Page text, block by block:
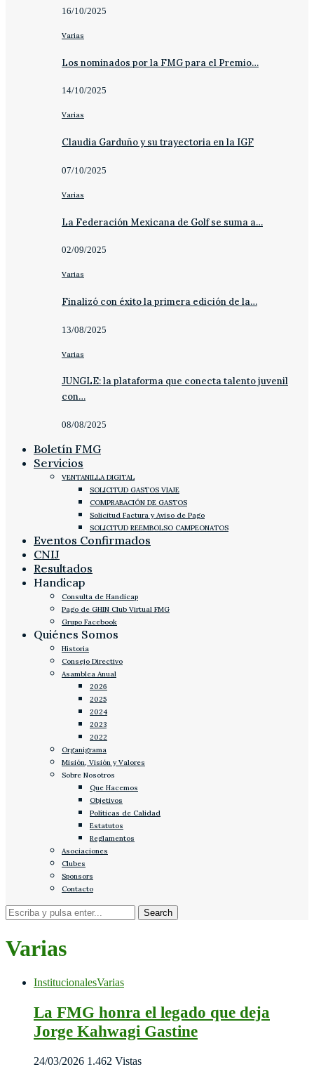
16/10/2025
Varias
Los nominados por la FMG para el Premio…
14/10/2025
Varias
Claudia Garduño y su trayectoria en la IGF
07/10/2025
Varias
La Federación Mexicana de Golf se suma a…
02/09/2025
Varias
Finalizó con éxito la primera edición de la…
13/08/2025
Varias
JUNGLE: la plataforma que conecta talento juvenil
con…
08/08/2025
Boletín FMG
Servicios
VENTANILLA DIGITAL
SOLICITUD GASTOS VIAJE
COMPRABACIÓN DE GASTOS
Solicitud Factura y Aviso de Pago
SOLICITUD REEMBOLSO CAMPEONATOS
Eventos Confirmados
CNIJ
Resultados
Handicap
Consulta de Handicap
Pago de GHIN Club Virtual FMG
Grupo Facebook
Quiénes Somos
Historia
Consejo Directivo
Asamblea Anual
2026
2025
2024
2023
2022
Organigrama
Misión, Visión y Valores
Sobre Nosotros
Que Hacemos
Objetivos
Políticas de Calidad
Estatutos
Reglamentos
Asociaciones
Clubes
Sponsors
Contacto
Varias
InstitucionalesVarias
La FMG honra el legado que deja
Jorge Kahwagi Gastine
24/03/2026 1.462 Vistas